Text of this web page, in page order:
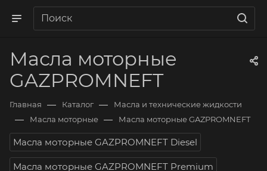
Масла моторные
GAZPROMNEFT
Главная — Каталог — Масла и технические жидкости
— Масла моторные — Масла моторные GAZPROMNEFT
Масла моторные GAZPROMNEFT Diesel
Масла моторные GAZPROMNEFT Premium